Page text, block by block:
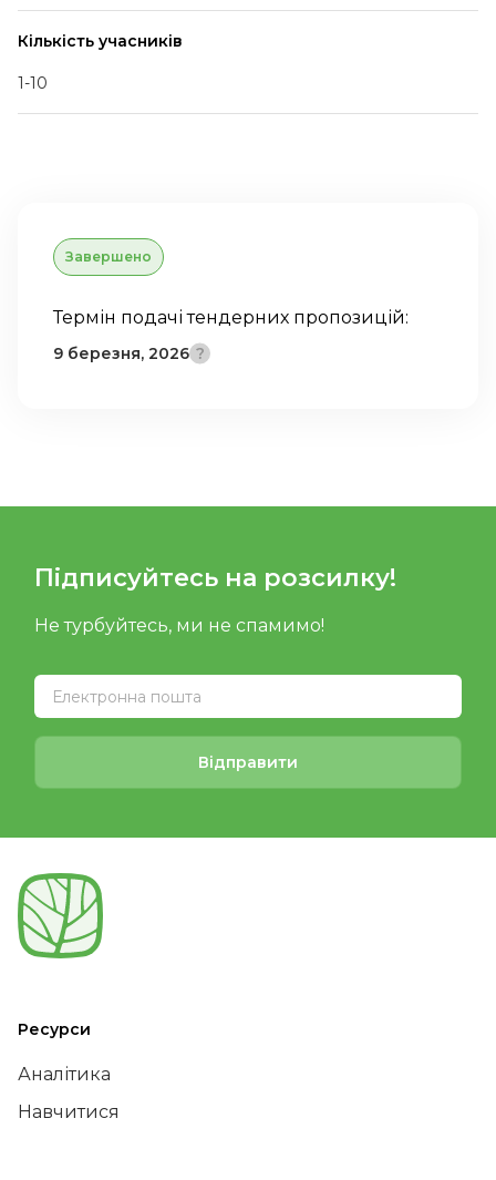
Кількість учасників
1-10
Завершено
Термін подачі тендерних пропозицій:
9 березня, 2026
Підписуйтесь на розсилку!
Не турбуйтесь, ми не спамимо!
Відправити
Ресурси
Аналітика
Навчитися